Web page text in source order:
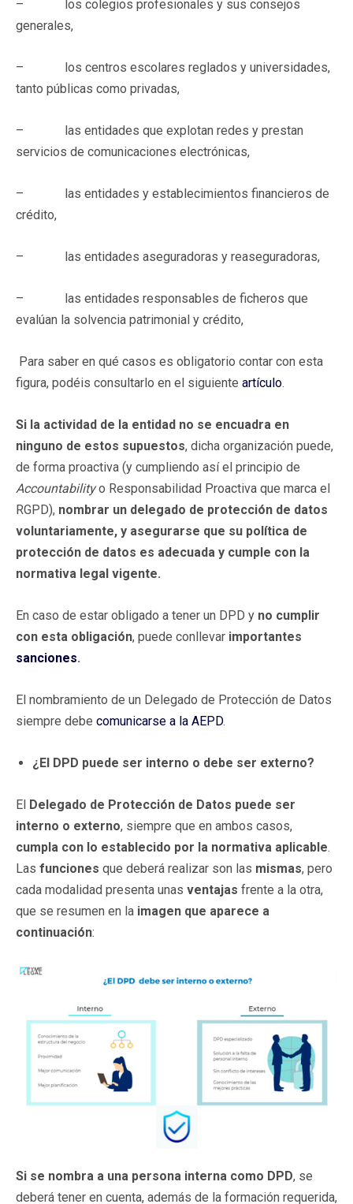
– los colegios profesionales y sus consejos
generales,
– los centros escolares reglados y universidades,
tanto públicas como privadas,
– las entidades que explotan redes y prestan
servicios de comunicaciones electrónicas,
– las entidades y establecimientos financieros de
crédito,
– las entidades aseguradoras y reaseguradoras,
– las entidades responsables de ficheros que
evalúan la solvencia patrimonial y crédito,
Para saber en qué casos es obligatorio contar con esta
figura, podéis consultarlo en el siguiente artículo.
Si la actividad de la entidad no se encuadra en
ninguno de estos supuestos, dicha organización puede,
de forma proactiva (y cumpliendo así el principio de
Accountabilityo Responsabilidad Proactiva que marca el
RGPD), nombrar un delegado de protección de datos
voluntariamente, y asegurarse que su política de
protección de datos es adecuada y cumple con la
normativa legal vigente.
En caso de estar obligado a tener un DPD y no cumplir
con esta obligación, puede conllevar importantes
sanciones.
El nombramiento de un Delegado de Protección de Datos
siempre debe comunicarse a la AEPD.
¿El DPD puede ser interno o debe ser externo?
El Delegado de Protección de Datos puede ser
interno o externo, siempre que en ambos casos,
cumpla con lo establecido por la normativa aplicable.
Las funciones que deberá realizar son las mismas, pero
cada modalidad presenta unas ventajas frente a la otra,
que se resumen en la imagen que aparece a
continuación:
Si se nombra a una persona interna como DPD, se
deberá tener en cuenta, además de la formación requerida,